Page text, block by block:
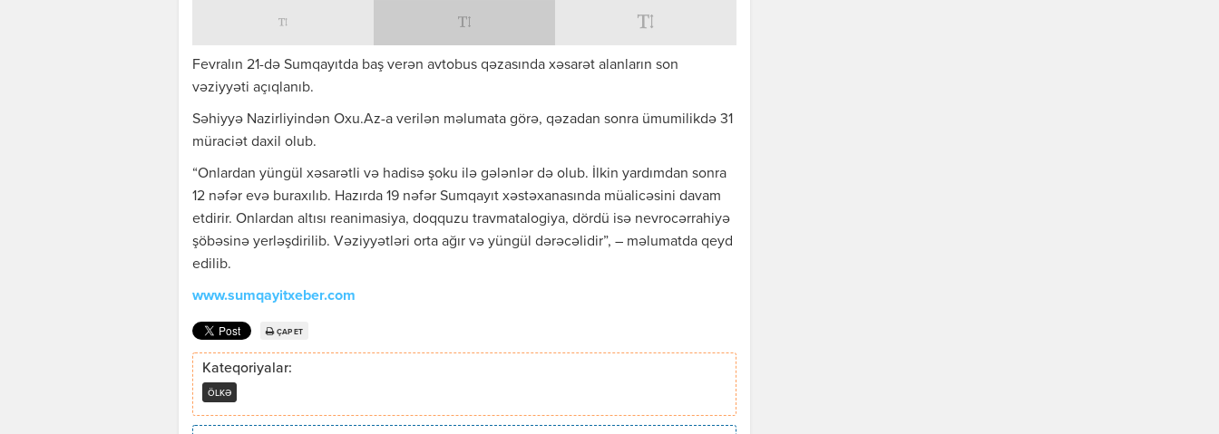
Fevralın 21-də Sumqayıtda baş verən avtobus qəzasında xəsarət alanların son
vəziyyəti açıqlanıb.
Səhiyyə Nazirliyindən Oxu.Az-a verilən məlumata görə, qəzadan sonra ümumilikdə 31
müraciət daxil olub.
“Onlardan yüngül xəsarətli və hadisə şoku ilə gələnlər də olub. İlkin yardımdan sonra
12 nəfər evə buraxılıb. Hazırda 19 nəfər Sumqayıt xəstəxanasında müalicəsini davam
etdirir. Onlardan altısı reanimasiya, doqquzu travmatalogiya, dördü isə nevrocərrahiyə
şöbəsinə yerləşdirilib. Vəziyyətləri orta ağır və yüngül dərəcəlidir”, – məlumatda qeyd
edilib.
www.sumqayitxeber.com
ÇAP ET
Kateqoriyalar:
ÖLKƏ